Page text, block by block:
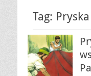
Tag: Pryska